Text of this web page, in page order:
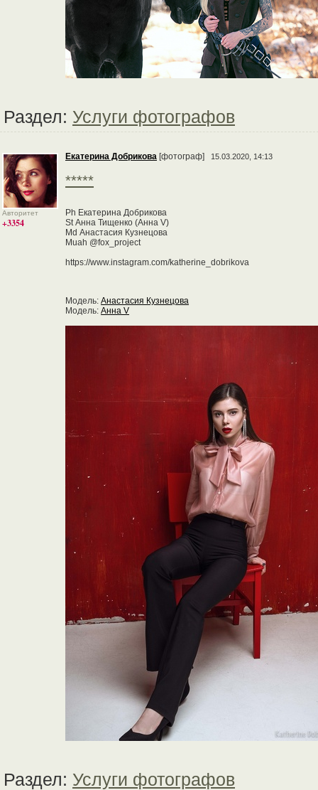
Раздел: Услуги фотографов
Авторитет
+3354
Екатерина Добрикова [фотограф] 15.03.2020, 14:13
*****
Ph Екатерина Добрикова
St Анна Тищенко (Анна V)
Md Анастасия Кузнецова
Muah @fox_project
https://www.instagram.com/katherine_dobrikova
Модель: Анастасия Кузнецова
Модель: Анна V
Раздел: Услуги фотографов